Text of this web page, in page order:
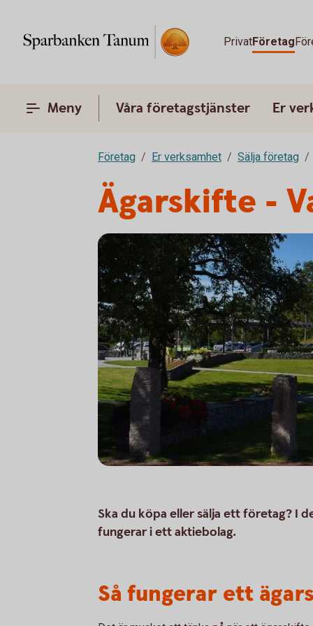
PrivatFöretag
Meny Våra företagstjänster Er
Företag Er verksamhet Sälja företag
Ägarskifte -
Ska du köpa eller sälja ett företag? I
fungerar i ett aktiebolag.
Så fungerar ett